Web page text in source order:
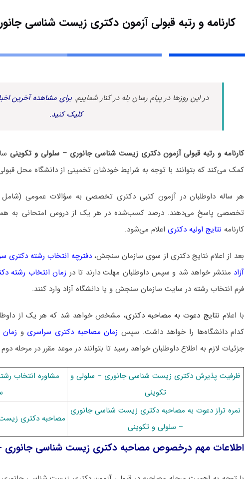
کارنامه و رتبه قبولی آزمون دکتری زیست شناسی
در این روزها در پیام رسان بله در کنار شماییم. برای مشاهده آخرین
کلیک کنید.
کارنامه و رتبه قبولی آزمون دکتری زیست شناسی جانوری – سلولی و تکوینی
کمک می‌کند که بتوانند با توجه به شرایط خودشان تخمینی از دانشگاه محل
هر ساله داوطلبان در آزمون کتبی دکتری تخصصی به سؤالات عمومی (شامل
تخصصی پاسخ می‌دهند. درصد کسب‌شده در هر یک از دروس امتحانی به همراه
کارنامه نتایج اولیه دکتری اعلام می‌شود.
بعد از اعلام نتایج دکتری از سوی سازمان سنجش، دفترچه انتخاب رشته دکتری
آزاد منتشر خواهد شد و سپس داوطلبان مهلت دارند تا در زمان انتخاب رشته
فرم انتخاب رشته در سایت سازمان سنجش و یا دانشگاه آزاد وارد کنند.
با اعلام نتایج دعوت به مصاحبه دکتری، مشخص خواهد شد که هر یک از
کدام دانشگاه‌ها را خواهد داشت. سپس زمان مصاحبه دکتری سراسری و
جزئیات لازم به اطلاع داوطلبان خواهد رسید تا بتوانند در موعد مقرر در مرحله
ظرفیت پذیرش دکتری زیست شناسی جانوری – سلولی و
تکوینی
مشاوره انتخاب
نمره تراز دعوت به مصاحبه دکتری زیست شناسی جانوری
– سلولی و تکوینی
مصاحبه دکتری
اطلاعات مهم درخصوص مصاحبه دکتری زیست شناسی جانوری